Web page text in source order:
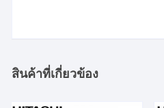
สินค้าที่เกี่ยวข้อง